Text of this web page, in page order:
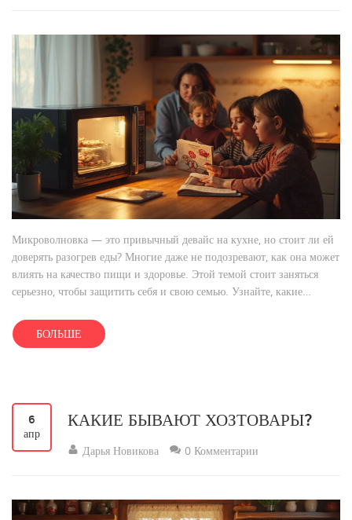
Микроволновка — это привычный девайс на кухне, но стоит ли ей
доверять разогрев еды? Многие даже не подозревают, как она может
влиять на качество пищи и здоровье. Этой темой стоит заняться
серьезно, чтобы защитить себя и свою семью. Узнайте, какие
скрываются за необдуманным использованием микроволновки.
БОЛЬШЕ
6
апр
КАКИЕ БЫВАЮТ ХОЗТОВАРЫ?
Дарья Новикова 0 Комментарии